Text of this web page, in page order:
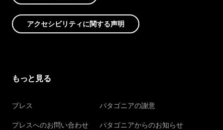
アクセシビリティに関する声明
もっと見る
プレス
プレスへのお問い合わせ
パタゴニアの謝意
パタゴニアからのお知らせ